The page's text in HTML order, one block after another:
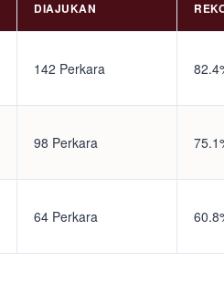
DIAJUKAN
142 Perkara
98 Perkara
64 Perkara